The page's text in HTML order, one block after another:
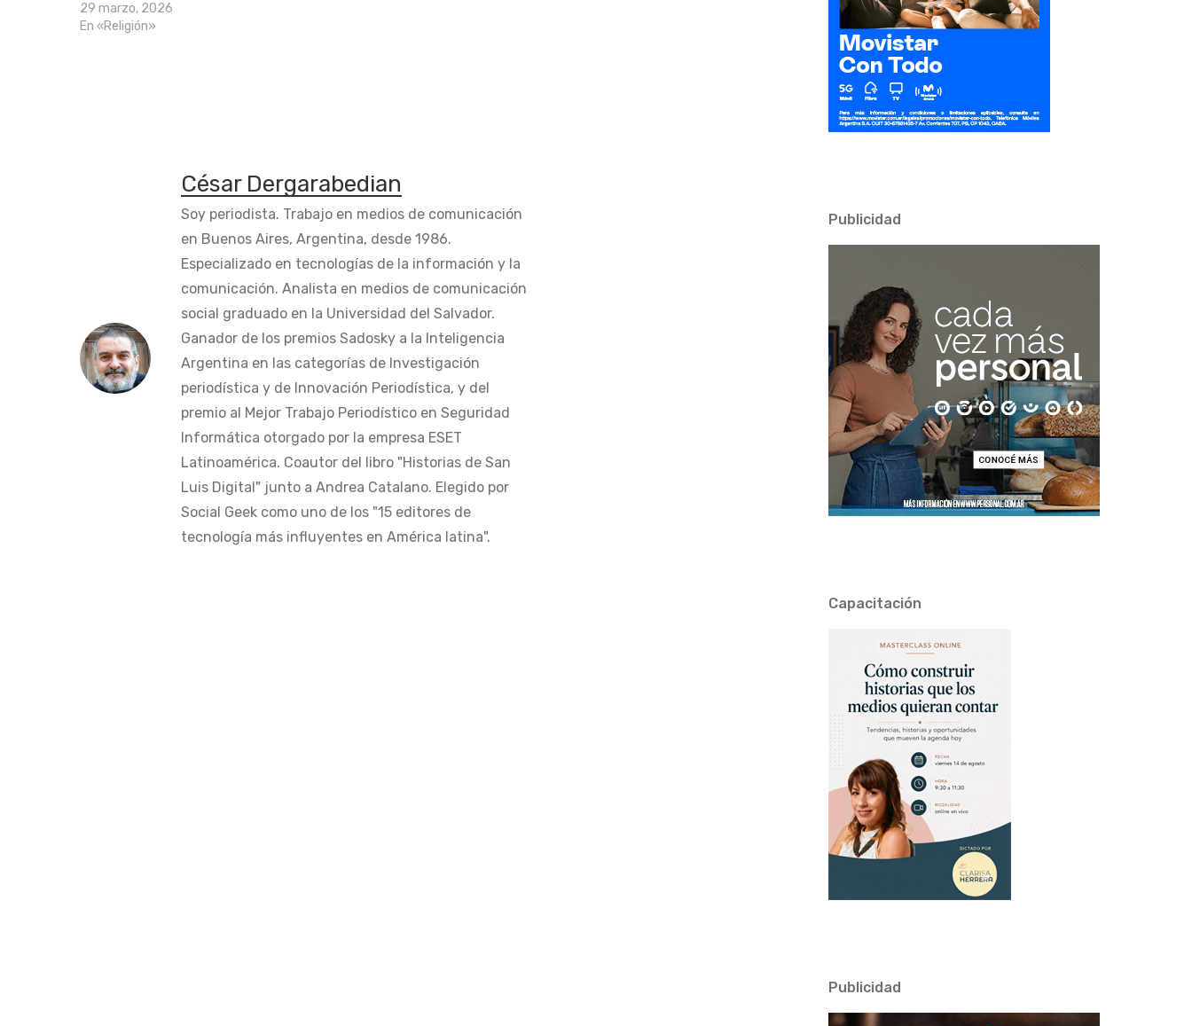
29 marzo, 2026
En «Religión»
César Dergarabedian
Soy periodista. Trabajo en medios de comunicación
en Buenos Aires, Argentina, desde 1986.
Especializado en tecnologías de la información y la
comunicación. Analista en medios de comunicación
social graduado en la Universidad del Salvador.
Ganador de los premios Sadosky a la Inteligencia
Argentina en las categorías de Investigación
periodística y de Innovación Periodística, y del
premio al Mejor Trabajo Periodístico en Seguridad
Informática otorgado por la empresa ESET
Latinoamérica. Coautor del libro "Historias de San
Luis Digital" junto a Andrea Catalano. Elegido por
Social Geek como uno de los "15 editores de
tecnología más influyentes en América latina".
Publicidad
Capacitación
Publicidad